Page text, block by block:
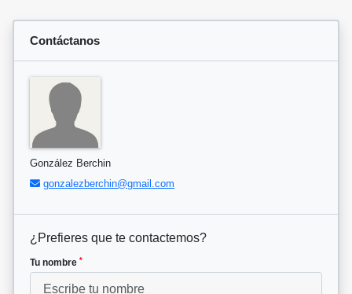
Contáctanos
González Berchin
gonzalezberchin@gmail.com
¿Prefieres que te contactemos?
Tu nombre *